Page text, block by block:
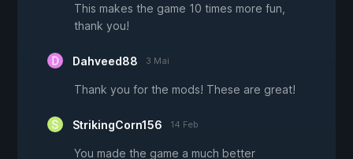
This makes the game 10 times more fun,
thank you!
Dahveed88 3 Mai
Thank you for the mods! These are great!
StrikingCorn156 14 Feb
You made the game a much better